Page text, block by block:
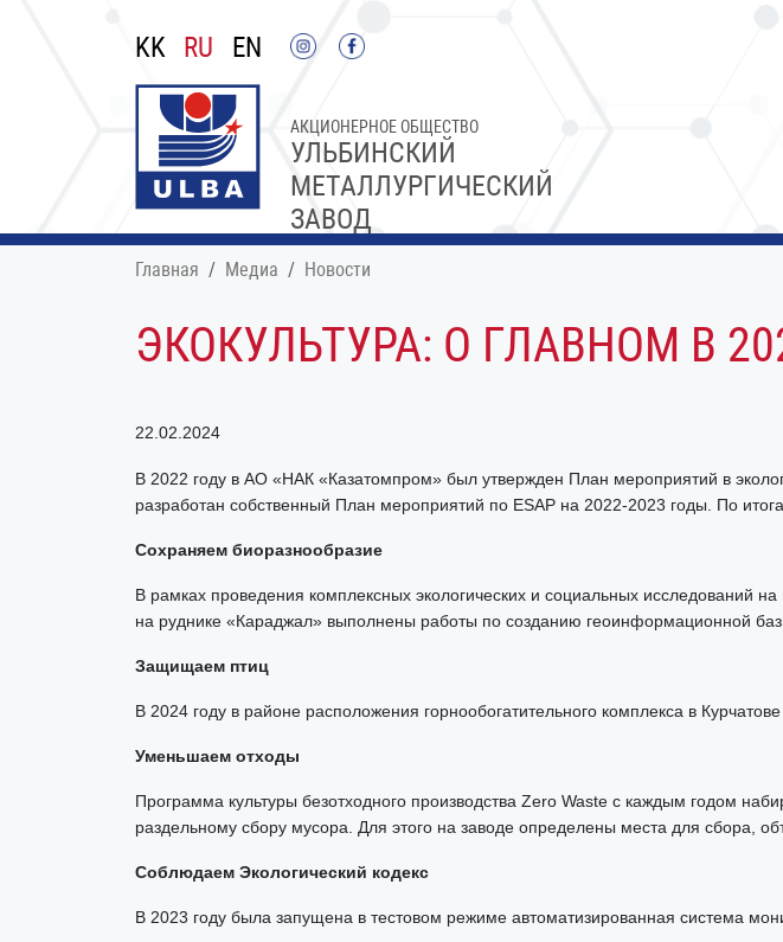
KK RU EN
УЛЬБИНСКИЙ
МЕТАЛЛУРГИЧЕСКИЙ
ЗАВОД
АКЦИОНЕРНОЕ ОБЩЕСТВО
Главная Медиа Новости
ЭКОКУЛЬТУРА: О ГЛАВНОМ В
22.02.2024
В 2022 году в АО «НАК «Казатомпром» был утвержден План мероприятий в
разработан собственный План мероприятий по ESAP на 2022-2023 годы. По
Сохраняем биоразнообразие
В рамках проведения комплексных экологических и социальных исследований
на руднике «Караджал» выполнены работы по созданию геоинформационной
Защищаем птиц
В 2024 году в районе расположения горнообогатительного комплекса в
Уменьшаем отходы
Программа культуры безотходного производства Zero Waste с каждым годом
раздельному сбору мусора. Для этого на заводе определены места для сбора,
Соблюдаем Экологический кодекс
В 2023 году была запущена в тестовом режиме автоматизированная система